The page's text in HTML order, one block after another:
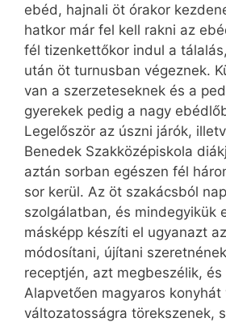
ebéd, hajnali öt órakor
hatkor már fel kell rakni az
fél tizenkettőkor indul a
után öt turnusban végeznek.
van a szerzeteseknek és a
gyerekek pedig a nagy
Legelőször az úszni járók,
Benedek Szakközépiskola
aztán sorban egészen fél
sor kerül. Az öt szakácsból
szolgálatban, és mindegyikük
másképp készíti el ugyanazt
módosítani, újítani
receptjén, azt megbeszélik,
Alapvetően magyaros konyhát
változatosságra törekszenek,